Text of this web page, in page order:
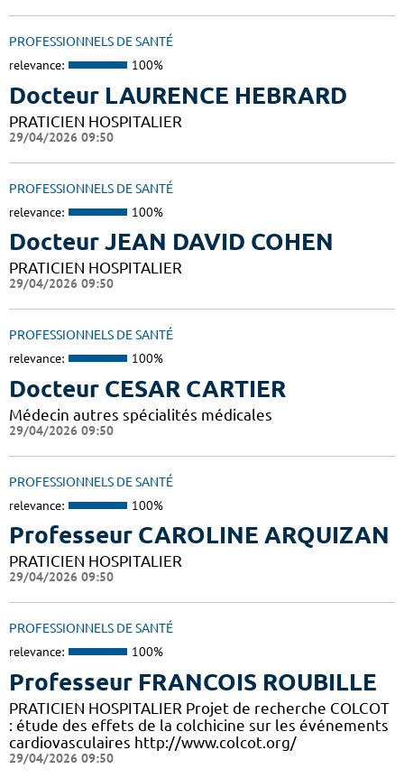
PROFESSIONNELS DE SANTÉ
relevance: 100%
Docteur LAURENCE HEBRARD
PRATICIEN HOSPITALIER
29/04/2026 09:50
PROFESSIONNELS DE SANTÉ
relevance: 100%
Docteur JEAN DAVID COHEN
PRATICIEN HOSPITALIER
29/04/2026 09:50
PROFESSIONNELS DE SANTÉ
relevance: 100%
Docteur CESAR CARTIER
Médecin autres spécialités médicales
29/04/2026 09:50
PROFESSIONNELS DE SANTÉ
relevance: 100%
Professeur CAROLINE ARQUIZAN
PRATICIEN HOSPITALIER
29/04/2026 09:50
PROFESSIONNELS DE SANTÉ
relevance: 100%
Professeur FRANCOIS ROUBILLE
PRATICIEN HOSPITALIER Projet de recherche COLCOT
: étude des effets de la colchicine sur les événements
cardiovasculaires http://www.colcot.org/
29/04/2026 09:50